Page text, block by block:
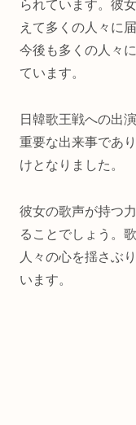
られています。彼
えて多くの人々に
今後も多くの人々
ています。
日韓歌王戦への出
重要な出来事であ
けとなりました。
彼女の歌声が持つ
ることでしょう。
人々の心を揺さぶ
います。